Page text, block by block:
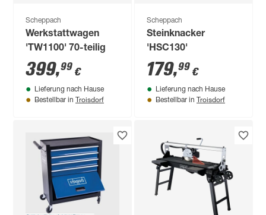
Scheppach
Werkstattwagen
'TW1100' 70-teilig
399,99 €
Lieferung nach Hause
Bestellbar in Troisdorf
Scheppach
Steinknacker
'HSC130'
179,99 €
Lieferung nach Hause
Bestellbar in Troisdorf